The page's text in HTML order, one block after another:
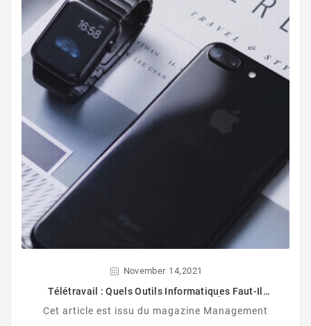
November 14,2021
Télétravail : Quels Outils Informatiques Faut-Il
Cet article est issu du magazine Management